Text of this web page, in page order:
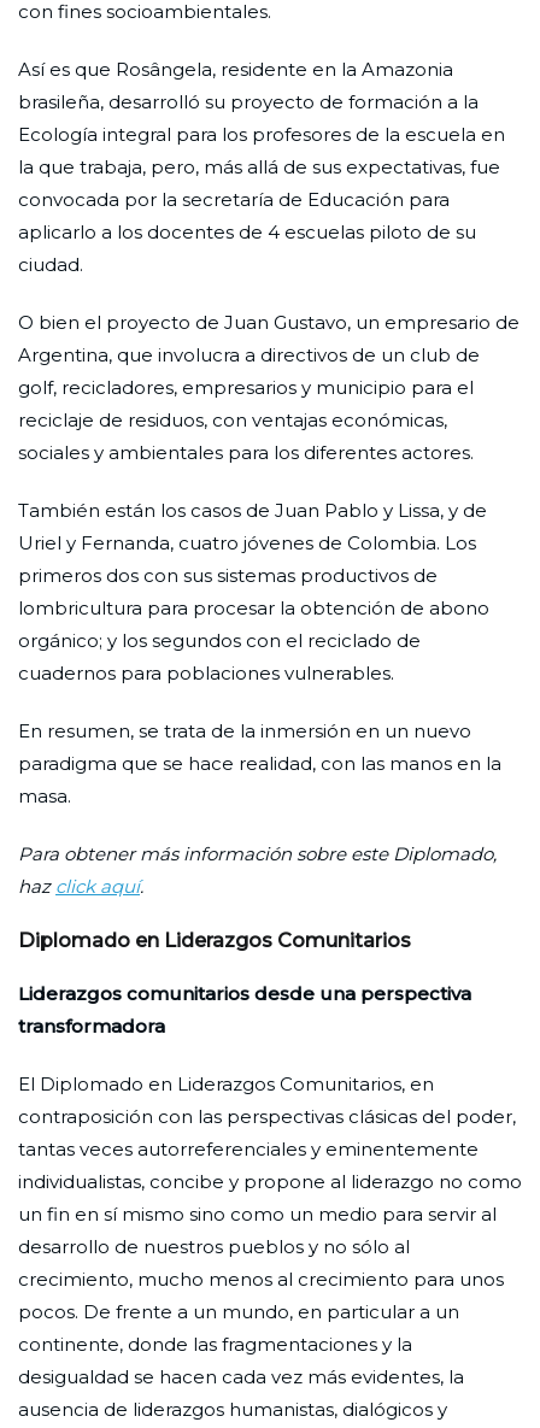
con fines socioambientales.
Así es que Rosângela, residente en la Amazonia
brasileña, desarrolló su proyecto de formación a la
Ecología integral para los profesores de la escuela en
la que trabaja, pero, más allá de sus expectativas, fue
convocada por la secretaría de Educación para
aplicarlo a los docentes de 4 escuelas piloto de su
ciudad.
O bien el proyecto de Juan Gustavo, un empresario de
Argentina, que involucra a directivos de un club de
golf, recicladores, empresarios y municipio para el
reciclaje de residuos, con ventajas económicas,
sociales y ambientales para los diferentes actores.
También están los casos de Juan Pablo y Lissa, y de
Uriel y Fernanda, cuatro jóvenes de Colombia. Los
primeros dos con sus sistemas productivos de
lombricultura para procesar la obtención de abono
orgánico; y los segundos con el reciclado de
cuadernos para poblaciones vulnerables.
En resumen, se trata de la inmersión en un nuevo
paradigma que se hace realidad, con las manos en la
masa.
Para obtener más información sobre este Diplomado,
haz click aquí.
Diplomado en Liderazgos Comunitarios
Liderazgos comunitarios desde una perspectiva
transformadora
El Diplomado en Liderazgos Comunitarios, en
contraposición con las perspectivas clásicas del poder,
tantas veces autorreferenciales y eminentemente
individualistas, concibe y propone al liderazgo no como
un fin en sí mismo sino como un medio para servir al
desarrollo de nuestros pueblos y no sólo al
crecimiento, mucho menos al crecimiento para unos
pocos. De frente a un mundo, en particular a un
continente, donde las fragmentaciones y la
desigualdad se hacen cada vez más evidentes, la
ausencia de liderazgos humanistas, dialógicos y